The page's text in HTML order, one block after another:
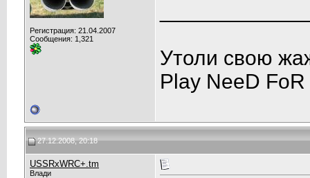
Регистрация: 21.04.2007
Сообщения: 1,321
Утоли свою
Play NeeD
27.12.2008, 20:18
USSRxWRC+.tm
Влади